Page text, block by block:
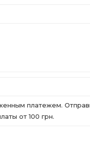
платежем.
от 100 грн.